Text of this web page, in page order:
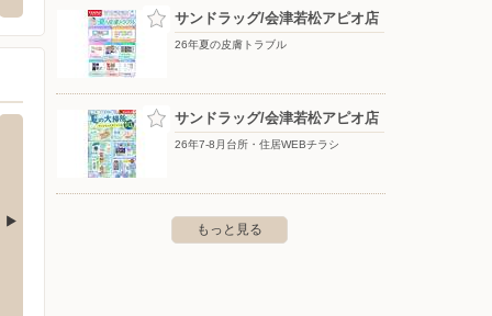
神指町大字南四合字幕内
オ/米沢店
サンドラッグ/会津若松アピオ店
26年夏の皮膚トラブル
サンドラッグ/会津若松アピオ店
26年7-8月台所・住居WEBチラシ
もっと見る